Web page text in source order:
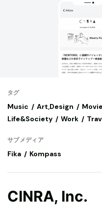
タグ
Music Art,Design
Life&Society
Work
サブメディア
Fika Kompass
CINRA, Inc.